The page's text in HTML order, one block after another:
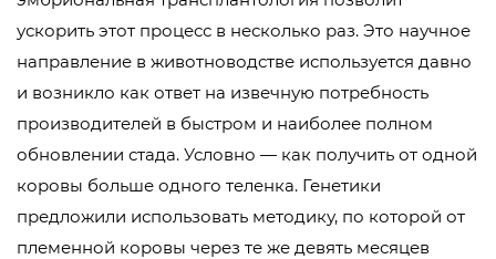
ускорить этот процесс в несколько раз. Это научное
направление в животноводстве используется давно
и возникло как ответ на извечную потребность
производителей в быстром и наиболее полном
обновлении стада. Условно — как получить от одной
коровы больше одного теленка. Генетики
предложили использовать методику, по которой от
племенной коровы через те же девять месяцев